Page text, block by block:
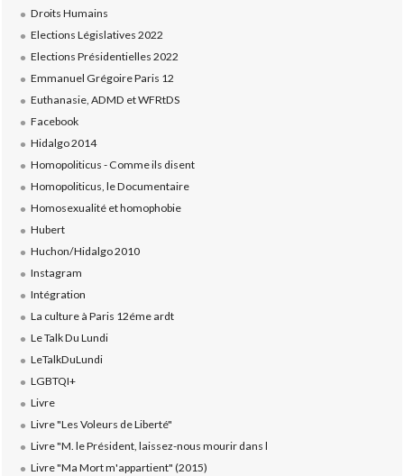
Droits Humains
Elections Législatives 2022
Elections Présidentielles 2022
Emmanuel Grégoire Paris 12
Euthanasie, ADMD et WFRtDS
Facebook
Hidalgo 2014
Homopoliticus - Comme ils disent
Homopoliticus, le Documentaire
Homosexualité et homophobie
Hubert
Huchon/Hidalgo 2010
Instagram
Intégration
La culture à Paris 12éme ardt
Le Talk Du Lundi
LeTalkDuLundi
LGBTQI+
Livre
Livre "Les Voleurs de Liberté"
Livre "M. le Président, laissez-nous mourir dans l
Livre "Ma Mort m'appartient" (2015)